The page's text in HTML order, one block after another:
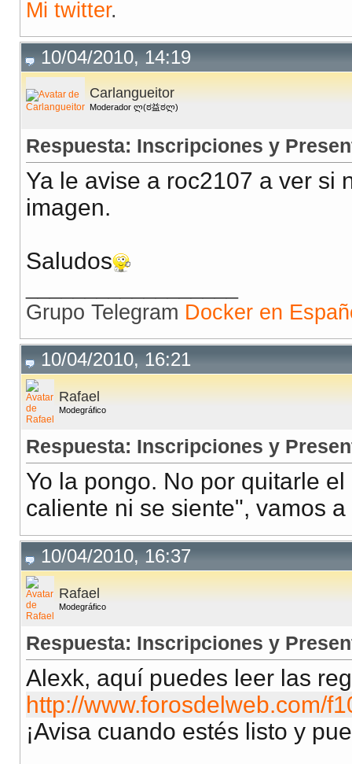
Mi twitter.
10/04/2010, 14:19
Carlangueitor
Moderador ლ(ಠ益ಠლ)
Respuesta: Inscripciones y
Ya le avise a roc2107 a ver si
imagen.
Saludos
Grupo Telegram Docker en
10/04/2010, 16:21
Rafael
Modegráfico
Respuesta: Inscripciones y
Yo la pongo. No por quitarle
caliente ni se siente", vamos
10/04/2010, 16:37
Rafael
Modegráfico
Respuesta: Inscripciones y
Alexk, aquí puedes leer las
http://www.forosdelweb.com/
¡Avisa cuando estés listo y